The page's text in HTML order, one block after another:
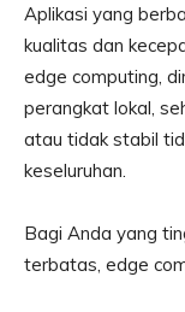
Aplikasi yang
kualitas dan
edge computing,
perangkat lokal,
atau tidak stabil
keseluruhan.
Bagi Anda yang
terbatas, edge